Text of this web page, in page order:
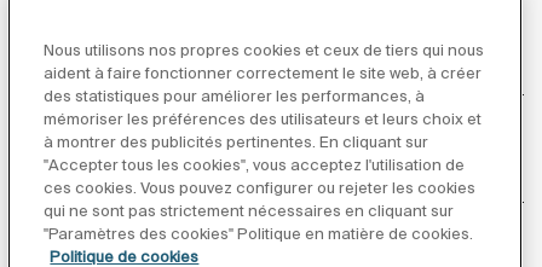
À propos de Roca
Inspiration
Suivez-nous
Nous utilisons nos propres cookies et ceux de tiers qui nous
aident à faire fonctionner correctement le site web, à créer
des statistiques pour améliorer les performances, à
mémoriser les préférences des utilisateurs et leurs choix et
à montrer des publicités pertinentes. En cliquant sur
"Accepter tous les cookies", vous acceptez l'utilisation de
ces cookies. Vous pouvez configurer ou rejeter les cookies
qui ne sont pas strictement nécessaires en cliquant sur
"Paramètres des cookies" Politique en matière de cookies.
Politique de cookies